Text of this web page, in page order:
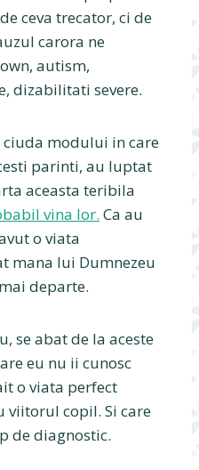
ceva trecator, ci de
carora ne
autism,
dizabilitati severe.
ciuda modului in care
parinti, au luptat
aceasta teribila
vina lor. Ca au
o viata
mana lui Dumnezeu
departe.
se abat de la aceste
eu nu ii cunosc
o viata perfect
viitorul copil. Si care
de diagnostic.